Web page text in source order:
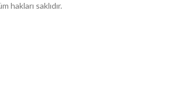
hakları saklıdır.